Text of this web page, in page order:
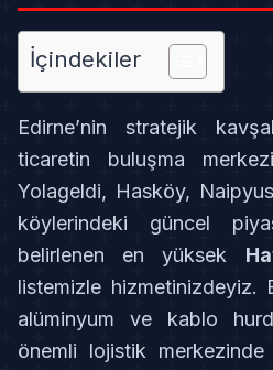
İçindekiler
Edirne’nin stratejik
ticaretin buluşma
Yolageldi, Hasköy,
köylerindeki güncel
belirlenen en yüksek
listemizle hizmetinizdeyiz.
alüminyum ve kablo
önemli lojistik